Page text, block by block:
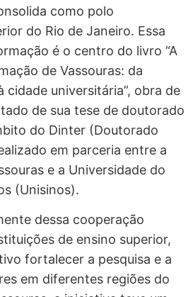
como polo
do Rio de Janeiro. Essa
é o centro do livro “A
de Vassouras: da
cidade universitária”, obra de
de sua tese de doutorado
do Dinter (Doutorado
em parceria entre a
e a Universidade do
(Unisinos).
dessa cooperação
de ensino superior,
fortalecer a pesquisa e a
em diferentes regiões do